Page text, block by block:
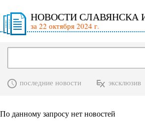
НОВОСТИ СЛАВЯНСКА
за 22 октября 2024 г.
последние новости эксклюзив
По данному запросу нет новостей